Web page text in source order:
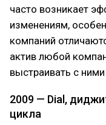
часто возникает
изменениям,
компаний
актив любой
выстраивать с
2009 — Dial,
цикла